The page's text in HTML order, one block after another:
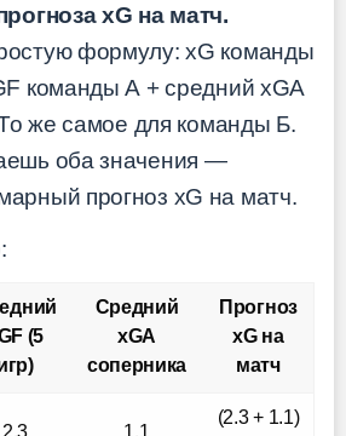
xG на матч.
формулу: xG команды
команды А + средний xGA
же самое для команды Б.
оба значения —
прогноз xG на матч.
(5
Средний
xGA
соперника
Прогноз
xG на
матч
(2.3 + 1.1)